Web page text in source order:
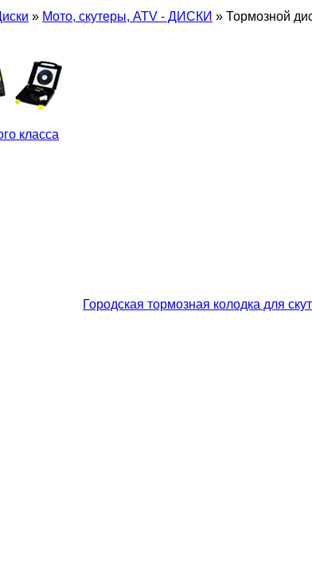
» Мото, скутеры, ATV - ДИСКИ » Тормозной
класса
Городская тормозная колодка для